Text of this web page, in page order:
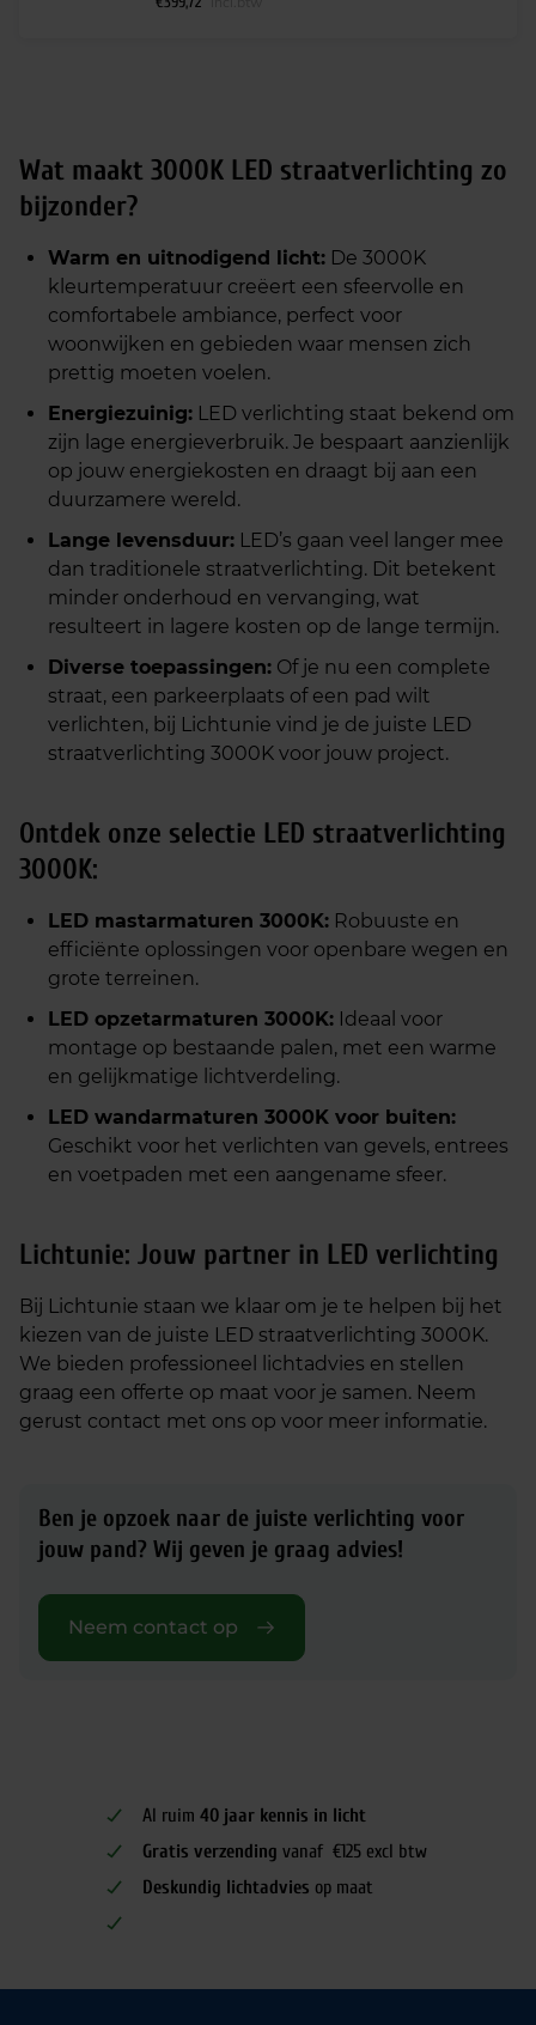
Wat maakt 3000K LED straatverlichting zo
bijzonder?
Warm en uitnodigend licht: De 3000K
kleurtemperatuur creëert een sfeervolle en
comfortabele ambiance, perfect voor
woonwijken en gebieden waar mensen zich
prettig moeten voelen.
Energiezuinig: LED verlichting staat bekend om
zijn lage energieverbruik. Je bespaart aanzienlijk
op jouw energiekosten en draagt bij aan een
duurzamere wereld.
Lange levensduur: LED’s gaan veel langer mee
dan traditionele straatverlichting. Dit betekent
minder onderhoud en vervanging, wat
resulteert in lagere kosten op de lange termijn.
Diverse toepassingen: Of je nu een complete
straat, een parkeerplaats of een pad wilt
verlichten, bij Lichtunie vind je de juiste LED
straatverlichting 3000K voor jouw project.
Ontdek onze selectie LED straatverlichting
3000K:
LED mastarmaturen 3000K: Robuuste en
efficiënte oplossingen voor openbare wegen en
grote terreinen.
LED opzetarmaturen 3000K: Ideaal voor
montage op bestaande palen, met een warme
en gelijkmatige lichtverdeling.
LED wandarmaturen 3000K voor buiten:
Geschikt voor het verlichten van gevels, entrees
en voetpaden met een aangename sfeer.
Lichtunie: Jouw partner in LED verlichting
Bij Lichtunie staan we klaar om je te helpen bij het
kiezen van de juiste LED straatverlichting 3000K.
We bieden professioneel lichtadvies en stellen
graag een offerte op maat voor je samen. Neem
gerust contact met ons op voor meer informatie.
Ben je opzoek naar de juiste verlichting voor
jouw pand? Wij geven je graag advies!
Neem contact op
Al ruim 40 jaar kennis in licht
Gratis verzending vanaf €125 excl btw
Deskundig lichtadvies op maat